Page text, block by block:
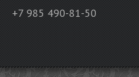
+7 985 490-81-50